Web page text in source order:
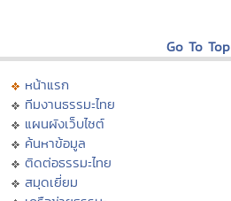
Go To Top
หน้าแรก
ทีมงานธรรมะไทย
แผนผังเว็บไซต์
ค้นหาข้อมูล
ติดต่อธรรมะไทย
สมุดเยี่ยม